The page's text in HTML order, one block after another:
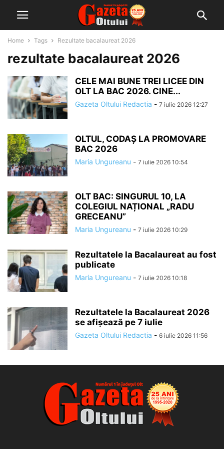
Home Tags Rezultate bacalaureat 2026
rezultate bacalaureat 2026
CELE MAI BUNE TREI LICEE DIN
OLT LA BAC 2026. CINE...
Gazeta Oltului Redactia - 7 iulie 2026 12:27
OLTUL, CODAȘ LA PROMOVARE
BAC 2026
Maria Ungureanu - 7 iulie 2026 10:54
OLT BAC: SINGURUL 10, LA
COLEGIUL NAȚIONAL „RADU
GRECEANU”
Maria Ungureanu - 7 iulie 2026 10:29
Rezultatele la Bacalaureat au fost
publicate
Maria Ungureanu - 7 iulie 2026 10:18
Rezultatele la Bacalaureat 2026
se afișează pe 7 iulie
Gazeta Oltului Redactia - 6 iulie 2026 11:56